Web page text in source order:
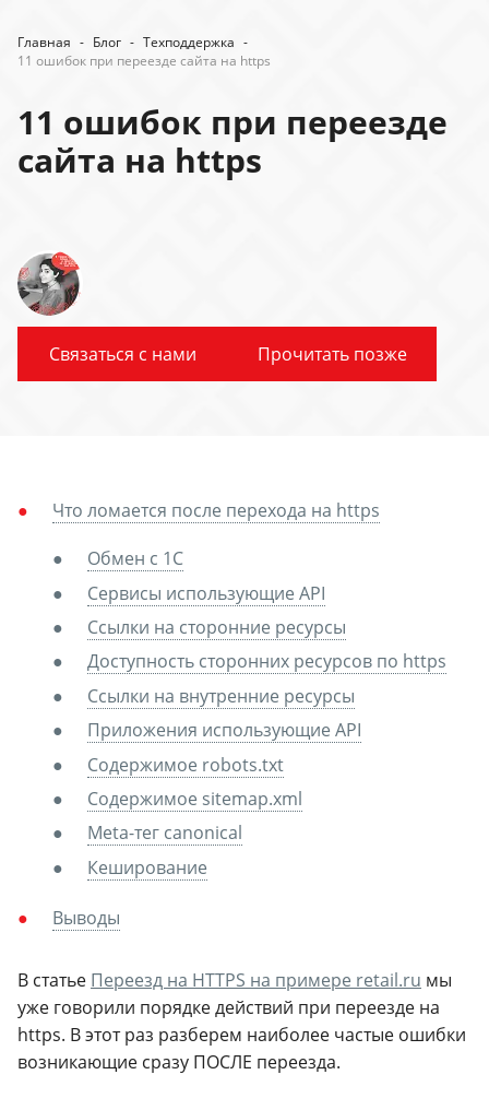
Главная - Блог - Техподдержка -
11 ошибок при переезде сайта на https
11 ошибок при переезде
сайта на https
Связаться с нами Прочитать позже
Что ломается после перехода на https
Обмен с 1С
Сервисы использующие API
Ссылки на сторонние ресурсы
Доступность сторонних ресурсов по https
Ссылки на внутренние ресурсы
Приложения использующие API
Содержимое robots.txt
Содержимое sitemap.xml
Meta-тег canonical
Кеширование
Выводы
В статье Переезд на HTTPS на примере retail.ru мы
уже говорили порядке действий при переезде на
https. В этот раз разберем наиболее частые ошибки
возникающие сразу ПОСЛЕ переезда.